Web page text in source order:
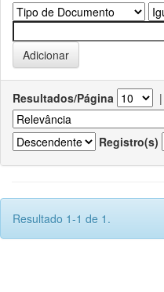
Resultados/Página |
Registro(s)
Resultado 1-1 de 1.